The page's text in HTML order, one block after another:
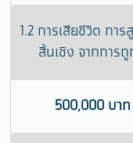
1.2 การเสียชีวิต กา
สิ้นเชิง จากการ
500,000 บาท